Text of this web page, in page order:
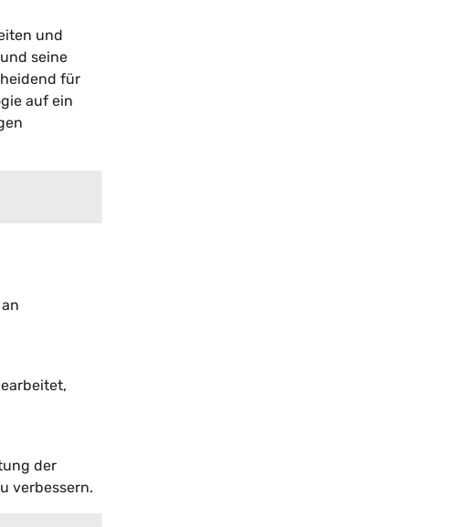
und
seine
für
auf ein
der
verbessern.